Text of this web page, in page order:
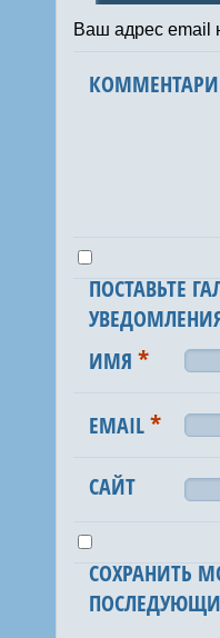
Ваш адрес email
ПОСТАВЬТЕ
ИМЯ*
EMAIL*
САЙТ
СОХРАНИТЬ